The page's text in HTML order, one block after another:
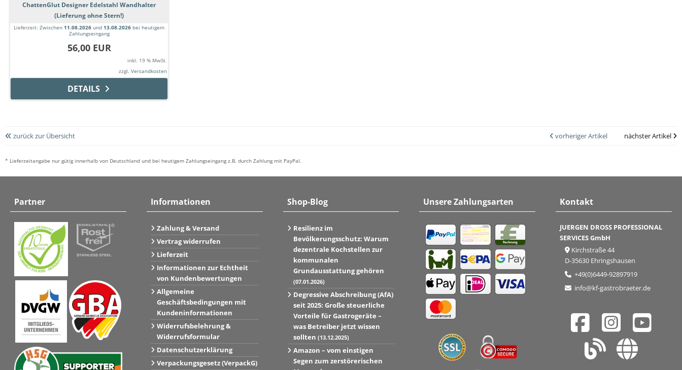
ChattenGlut Designer Edelstahl Wandhalter
(Lieferung ohne Stern!)
Lieferzeit: Zwischen 11.08.2026 und 13.08.2026 bei heutigem
Zahlungseingang
56,00 EUR
inkl. 19 % MwSt.
zzgl. Versandkosten
DETAILS
zurück zur Übersicht vorheriger Artikel nächster Artikel
* Lieferzeitangabe nur gütig innerhalb von Deutschland und bei heutigem Zahlungseingang z.B. durch Zahlung mit PayPal.
Informationen
Zahlung & Versand
Vertrag widerrufen
Lieferzeit
Informationen zur Echtheit
von Kundenbewertungen
Allgemeine
Geschäftsbedingungen mit
Kundeninformationen
Widerrufsbelehrung &
Widerrufsformular
Datenschutzerklärung
Verpackungsgesetz (VerpackG)
Shop-Blog
Resilienz im
Bevölkerungsschutz: Warum
dezentrale Kochstellen zur
kommunalen
Grundausstattung gehören
(07.01.2026)
Degressive Abschreibung (AfA)
seit 2025: Große steuerliche
Vorteile für Gastrogeräte –
was Betreiber jetzt wissen
sollten (13.12.2025)
Amazon – vom einstigen
Segen zum zerstörerischen
Partner Kontakt
JUERGEN DROSS PROFESSIONAL
SERVICES GmbH
Kirchstraße 44
D-35630 Ehringshausen
+49(0)6449-92897919
info@kf-gastrobraeter.de
Unsere Zahlungsarten